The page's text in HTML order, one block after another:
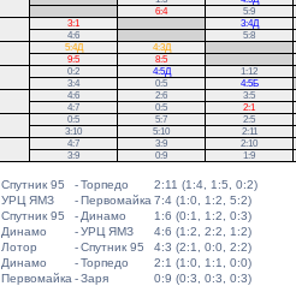
6:4
5:9
3:1
3:4Д
4:6
5:8
5:4Д 4:3Д
9:5
8:5
0:2 4:5Д 1:12
3:4
0:5 4:5Б
4:6 2:6
3:5
4:7
0:5
2:1
0:5 5:7
2:5
3:10
5:10
2:11
4:7 3:9
2:10
3:9
0:9 1:9
Спутник 95 -Торпедо
2:11 (1:4, 1:5, 0:2)
УРЦ ЯМЗ -Первомайка 7:4 (1:0, 1:2, 5:2)
Спутник 95 - Динамо
1:6 (0:1, 1:2, 0:3)
Динамо -УРЦ ЯМЗ
4:6 (1:2, 2:2, 1:2)
Лотор -Спутник 95
4:3 (2:1, 0:0, 2:2)
Динамо -Торпедо
2:1 (1:0, 1:1, 0:0)
Первомайка -Заря
0:9 (0:3, 0:3, 0:3)